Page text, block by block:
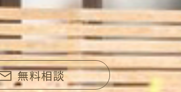
無料相談